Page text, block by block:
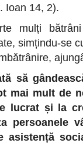
Ioan 14, 2).
mulți
simțindu-se
să
mai mult de
lucrat și la
persoanele
asistență